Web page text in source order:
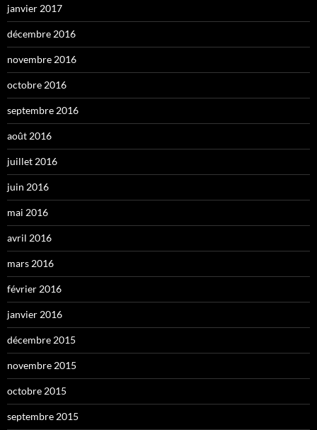
janvier 2017
décembre 2016
novembre 2016
octobre 2016
septembre 2016
août 2016
juillet 2016
juin 2016
mai 2016
avril 2016
mars 2016
février 2016
janvier 2016
décembre 2015
novembre 2015
octobre 2015
septembre 2015